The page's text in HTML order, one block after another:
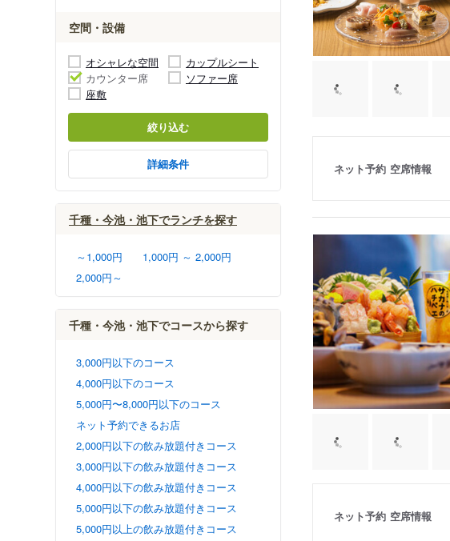
空間・設備
オシャレな空間
カップルシート
カウンター席
ソファー席
座敷
絞り込む
詳細条件
千種・今池・池下でランチを探す
～1,000円
1,000円 ～ 2,000円
2,000円～
千種・今池・池下でコースから探す
3,000円以下のコース
4,000円以下のコース
5,000円〜8,000円以下のコース
ネット予約できるお店
2,000円以下の飲み放題付きコース
3,000円以下の飲み放題付きコース
4,000円以下の飲み放題付きコース
5,000円以下の飲み放題付きコース
5,000円以上の飲み放題付きコース
ネット予約 空席情報
ネット予約 空席情報